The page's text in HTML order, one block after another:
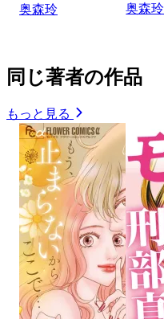
奥森玲 奥森玲
同じ著者の作品
もっと見る